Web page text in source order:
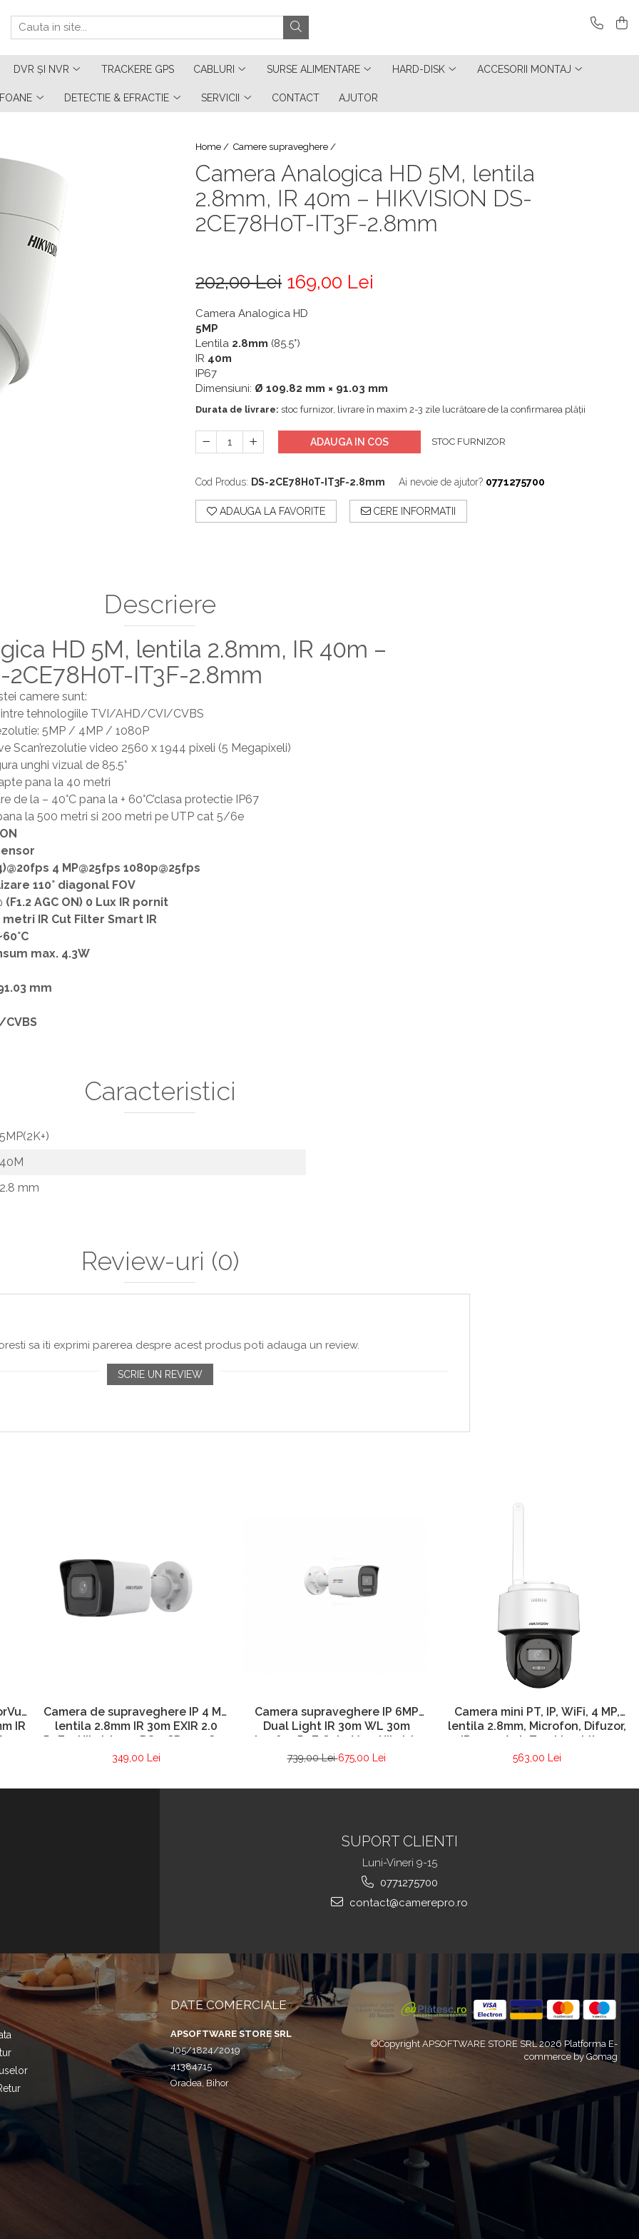
DVR ȘI NVR TRACKERE GPS CABLURI SURSE ALIMENTARE HARD-DISK ACCESORII MONTAJ
DETECTIE & EFRACTIE SERVICII CONTACT AJUTOR
Home / Camere supraveghere /
Camera Analogica HD 5M, lentila
2.8mm, IR 40m – HIKVISION DS-
2CE78H0T-IT3F-2.8mm
202,00 Lei 169,00 Lei
Camera Analogica HD
5MP
Lentila 2.8mm (85.5°)
IR 40m
IP67
Dimensiuni: Ø 109.82 mm × 91.03 mm
Durata de livrare: stoc furnizor, livrare în maxim 2-3 zile lucrătoare de la confirmarea plății
ADAUGA IN COS STOC FURNIZOR
Cod Produs: DS-2CE78H0T-IT3F-2.8mm Ai nevoie de ajutor? 0771275700
ADAUGA LA FAVORITE CERE INFORMATII
Descriere
HD 5M, lentila 2.8mm, IR 40m –
2CE78H0T-IT3F-2.8mm
camere sunt:
tehnologiile TVI/AHD/CVI/CVBS
5MP / 4MP / 1080P
Scan’rezolutie video 2560 x 1944 pixeli (5 Megapixeli)
unghi vizual de 85.5°
pana la 40 metri
de la – 40°C pana la + 60°C’clasa protectie IP67
la 500 metri si 200 metri pe UTP cat 5/6e
4 MP@25fps 1080p@25fps
110° diagonal FOV
(F1.2 AGC ON) 0 Lux IR pornit
metri IR Cut Filter Smart IR
max. 4.3W
mm
Caracteristici
5MP(2K+)
40M
2.8 mm
Review-uri (0)
sa iti exprimi parerea despre acest produs poti adauga un review.
SCRIE UN REVIEW
IR
–
Camera de supraveghere IP 4 MP
lentila 2.8mm IR 30m EXIR 2.0
PoE – Hikvision – DS-2CD1041G0-
I-2.8mm
349,00 Lei
Camera supraveghere IP 6MP
Dual Light IR 30m WL 30m
microfon PoE ColorVu – Hikvision
– DS-2CD1067G2H-LIU-2.8mm
739,00 Lei675,00 Lei
Camera mini PT, IP, WiFi, 4 MP,
lentila 2.8mm, Microfon, Difuzor,
IR 30m, AutoTracking Lite –
Hikvision DS-2DE2C400IWG-W-
563,00 Lei
SUPORT CLIENTI
Luni-Vineri 9-15
0771275700
contact@camerepro.ro
DATE COMERCIALE
APSOFTWARE STORE SRL
J05/1824/2019
41384715
Oradea, Bihor
©Copyright APSOFTWARE STORE SRL 2026 Platforma E-
commerce by Gomag